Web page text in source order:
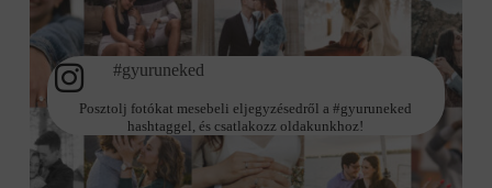
#gyuruneked
Posztolj fotókat mesebeli eljegyzésedről a #gyuruneked
hashtaggel, és csatlakozz oldakunkhoz!